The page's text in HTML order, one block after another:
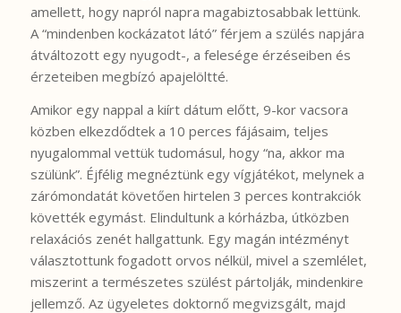
amellett, hogy napról napra magabiztosabbak lettünk.
A “mindenben kockázatot látó” férjem a szülés napjára
átváltozott egy nyugodt-, a felesége érzéseiben és
érzeteiben megbízó apajelöltté.
Amikor egy nappal a kiírt dátum előtt, 9-kor vacsora
közben elkezdődtek a 10 perces fájásaim, teljes
nyugalommal vettük tudomásul, hogy “na, akkor ma
szülünk”. Éjfélig megnéztünk egy vígjátékot, melynek a
zárómondatát követően hirtelen 3 perces kontrakciók
követték egymást. Elindultunk a kórházba, útközben
relaxációs zenét hallgattunk. Egy magán intézményt
választottunk fogadott orvos nélkül, mivel a szemlélet,
miszerint a természetes szülést pártolják, mindenkire
jellemző. Az ügyeletes doktornő megvizsgált, majd